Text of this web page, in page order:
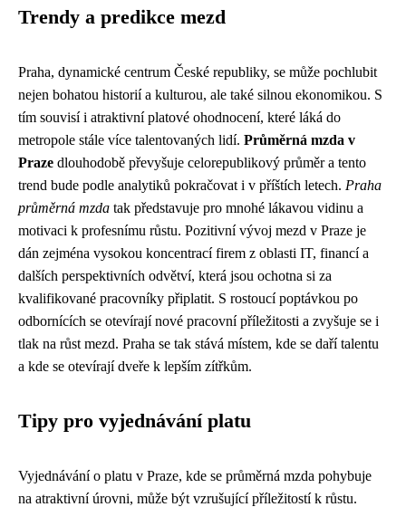
Trendy a predikce mezd
Praha, dynamické centrum České republiky, se může pochlubit
nejen bohatou historií a kulturou, ale také silnou ekonomikou. S
tím souvisí i atraktivní platové ohodnocení, které láká do
metropole stále více talentovaných lidí. Průměrná mzda v
Praze dlouhodobě převyšuje celorepublikový průměr a tento
trend bude podle analytiků pokračovat i v příštích letech. Praha
průměrná mzda tak představuje pro mnohé lákavou vidinu a
motivaci k profesnímu růstu. Pozitivní vývoj mezd v Praze je
dán zejména vysokou koncentrací firem z oblasti IT, financí a
dalších perspektivních odvětví, která jsou ochotna si za
kvalifikované pracovníky připlatit. S rostoucí poptávkou po
odbornících se otevírají nové pracovní příležitosti a zvyšuje se i
tlak na růst mezd. Praha se tak stává místem, kde se daří talentu
a kde se otevírají dveře k lepším zítřkům.
Tipy pro vyjednávání platu
Vyjednávání o platu v Praze, kde se průměrná mzda pohybuje
na atraktivní úrovni, může být vzrušující příležitostí k růstu.